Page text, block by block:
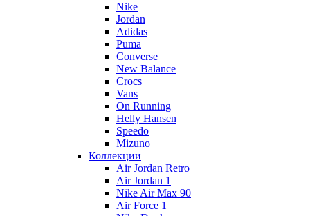
Nike
Jordan
Adidas
Puma
Converse
New Balance
Crocs
Vans
On Running
Helly Hansen
Speedo
Mizuno
Коллекции
Air Jordan Retro
Air Jordan 1
Nike Air Max 90
Air Force 1